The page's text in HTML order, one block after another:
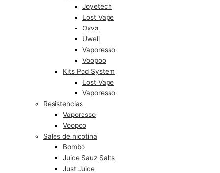
Joyetech
Lost Vape
Oxva
Uwell
Vaporesso
Voopoo
Kits Pod System
Lost Vape
Vaporesso
Resistencias
Vaporesso
Voopoo
Sales de nicotina
Bombo
Juice Sauz Salts
Just Juice